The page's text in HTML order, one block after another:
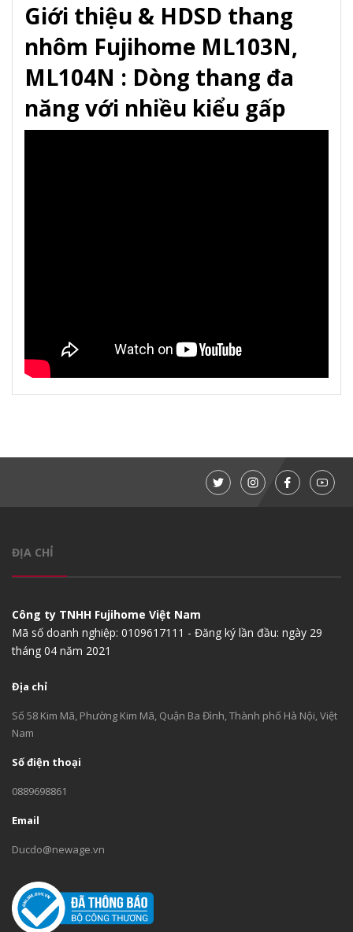
Giới thiệu & HDSD thang
nhôm Fujihome ML103N,
ML104N : Dòng thang đa
năng với nhiều kiểu gấp
ĐỊA CHỈ
Công ty TNHH Fujihome Việt Nam
Mã số doanh nghiệp: 0109617111 - Đăng ký lần đầu: ngày 29
tháng 04 năm 2021
Địa chỉ
Số 58 Kim Mã, Phường Kim Mã, Quận Ba Đình, Thành phố Hà Nội, Việt
Nam
Số điện thoại
0889698861
Email
Ducdo@newage.vn